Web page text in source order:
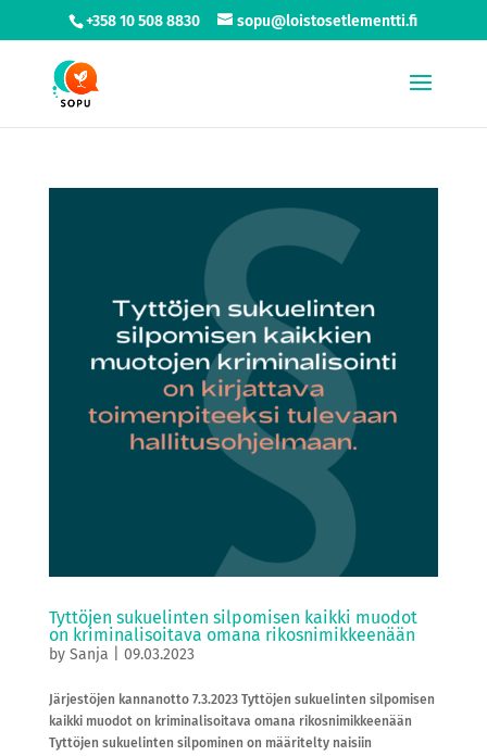
+358 10 508 8830 sopu@loistosetlementti.fi
Tyttöjen sukuelinten silpomisen kaikki muodot
on kriminalisoitava omana rikosnimikkeenään
by Sanja 09.03.2023
Järjestöjen kannanotto 7.3.2023 Tyttöjen sukuelinten silpomisen
kaikki muodot on kriminalisoitava omana rikosnimikkeenään
Tyttöjen sukuelinten silpominen on määritelty naisiin